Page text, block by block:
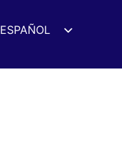
ESPAÑOL